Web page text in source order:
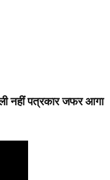
नहीं पत्रकार जफर आगा